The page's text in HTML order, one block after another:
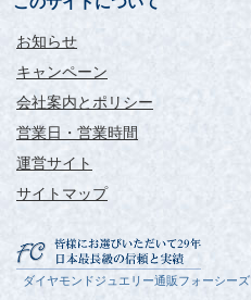
お知らせ
キャンペーン
会社案内とポリシー
営業日・営業時間
運営サイト
サイトマップ
ダイヤモンドジュエリー通販フォーシーズ